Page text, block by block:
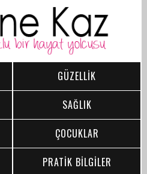
GÜZELLİK
SAĞLIK
ÇOCUKLAR
PRATİK BİLGİLER